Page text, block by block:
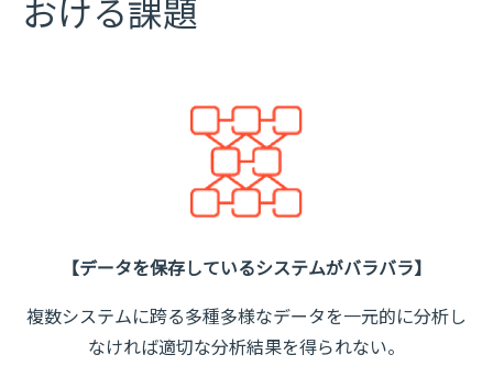
おける課題
【データを保存しているシステムがバラバラ】
複数システムに跨る多種多様なデータを一元的に分析し
なければ適切な分析結果を得られない。